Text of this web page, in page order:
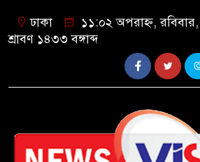
ঢাকা
১১:০২ অপরাহ্ন,
শ্রাবণ ১৪৩৩ বঙ্গাব্দ